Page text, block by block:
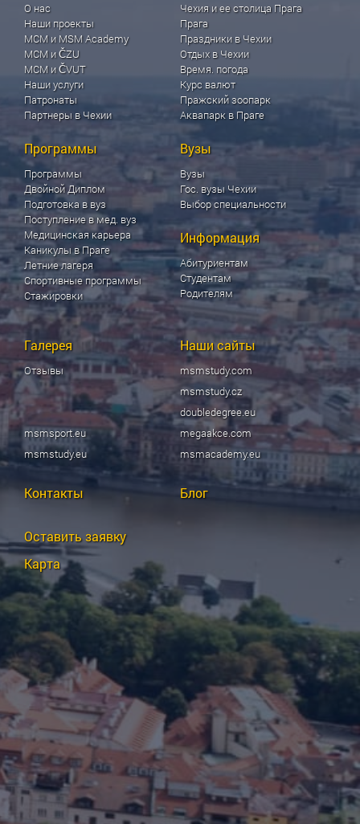
О нас
Наши проекты
МСМ и MSM Academy
МСМ и ČZU
МСМ и ČVUT
Наши услуги
Патронаты
Партнеры в Чехии
Чехия и ее столица Прага
Прага
Праздники в Чехии
Отдых в Чехии
Время. погода
Курс валют
Пражский зоопарк
Аквапарк в Праге
Программы
Программы
Двойной Диплом
Подготовка в вуз
Поступление в мед. вуз
Медицинская карьера
Каникулы в Праге
Летние лагеря
Спортивные программы
Стажировки
Вузы
Вузы
Гос. вузы Чехии
Выбор специальности
Информация
Абитуриентам
Студентам
Родителям
Галерея
Отзывы
Наши сайты
msmstudy.com
msmstudy.cz
doubledegree.eu
msmsport.eu
msmstudy.eu
megaakce.com
msmacademy.eu
Контакты Блог
Оставить заявку
Карта